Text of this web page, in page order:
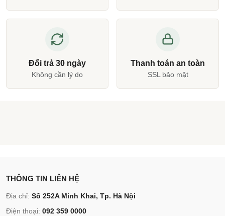
Đổi trả 30 ngày
Không cần lý do
Thanh toán an toàn
SSL bảo mật
THÔNG TIN LIÊN HỆ
Địa chỉ: Số 252A Minh Khai, Tp. Hà Nội
Điện thoại: 092 359 0000